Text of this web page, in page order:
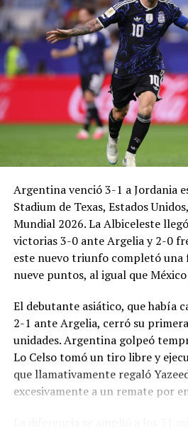
Argentina venció 3-1 a Jordania
Stadium de Texas, Estados
Mundial 2026. La Albiceleste
victorias 3-0 ante Argelia y 2-0
este nuevo triunfo completó una
nueve puntos, al igual que
El debutante asiático, que había
2-1 ante Argelia, cerró su
unidades. Argentina golpeó
Lo Celso tomó un tiro libre y
que llamativamente regaló
excesivamente a un remate por